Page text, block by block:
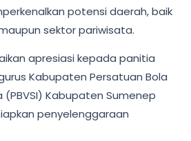
potensi daerah, baik
sektor pariwisata.
apresiasi kepada panitia
Kabupaten Persatuan Bola
(PBVSI) Kabupaten Sumenep
penyelenggaraan